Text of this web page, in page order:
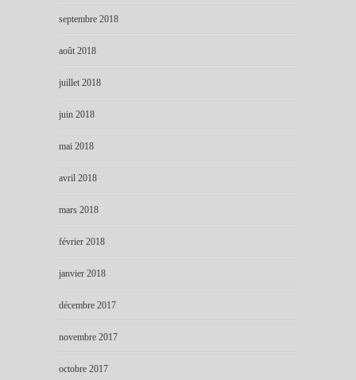
septembre 2018
août 2018
juillet 2018
juin 2018
mai 2018
avril 2018
mars 2018
février 2018
janvier 2018
décembre 2017
novembre 2017
octobre 2017